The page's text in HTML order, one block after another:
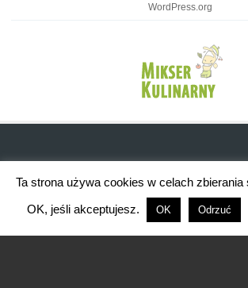
WordPress.org
Ta strona używa cookies w celach
OK, jeśli akceptujesz.
OK Odrzuć